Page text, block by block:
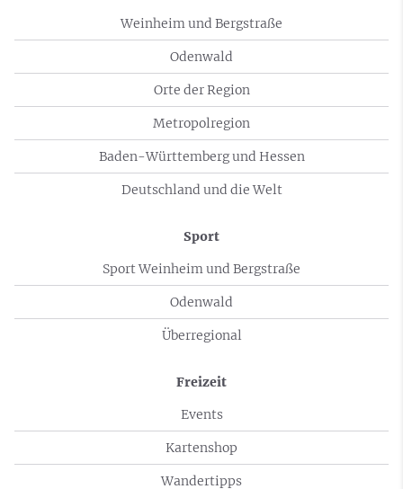
Weinheim und Bergstraße
Odenwald
Orte der Region
Metropolregion
Baden-Württemberg und Hessen
Deutschland und die Welt
Sport
Sport Weinheim und Bergstraße
Odenwald
Überregional
Freizeit
Events
Kartenshop
Wandertipps